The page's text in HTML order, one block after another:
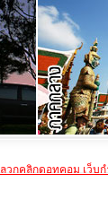
วกคลิกดอทคอม เว็บ